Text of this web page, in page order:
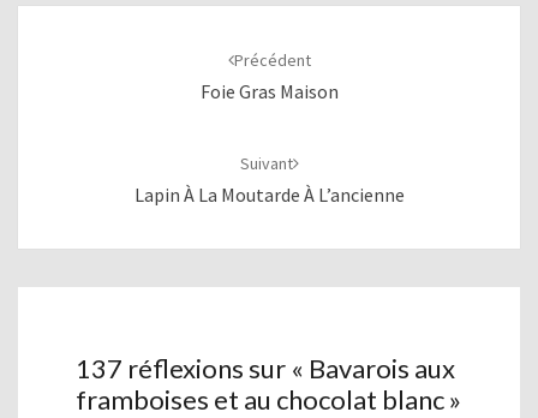
Précédent
Foie Gras Maison
Suivant
Lapin À La Moutarde À L’ancienne
137 réflexions sur « Bavarois aux
framboises et au chocolat blanc»